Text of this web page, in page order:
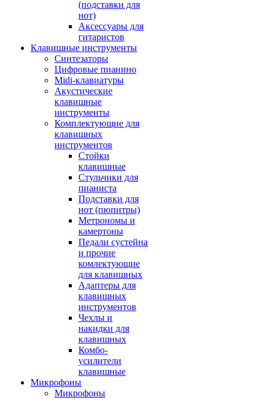
(подставки для
нот)
Аксессуары для
гитаристов
Клавишные инструменты
Синтезаторы
Цифровые пианино
Midi-клавиатуры
Акустические
клавишные
инструменты
Комплектующие для
клавишных
инструментов
Стойки
клавишные
Стульчики для
пианиста
Подставки для
нот (пюпитры)
Метрономы и
камертоны
Педали сустейна
и прочие
комлектующие
для клавишных
Адаптеры для
клавишных
инструментов
Чехлы и
накидки для
клавишных
Комбо-
усилители
клавишные
Микрофоны
Микрофоны